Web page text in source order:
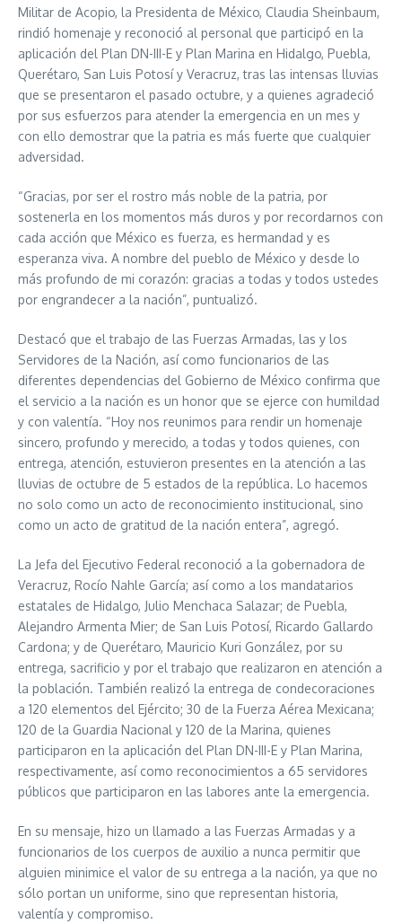
Militar de Acopio, la Presidenta de México, Claudia Sheinbaum,
rindió homenaje y reconoció al personal que participó en la
aplicación del Plan DN-III-E y Plan Marina en Hidalgo, Puebla,
Querétaro, San Luis Potosí y Veracruz, tras las intensas lluvias
que se presentaron el pasado octubre, y a quienes agradeció
por sus esfuerzos para atender la emergencia en un mes y
con ello demostrar que la patria es más fuerte que cualquier
adversidad.
“Gracias, por ser el rostro más noble de la patria, por
sostenerla en los momentos más duros y por recordarnos con
cada acción que México es fuerza, es hermandad y es
esperanza viva. A nombre del pueblo de México y desde lo
más profundo de mi corazón: gracias a todas y todos ustedes
por engrandecer a la nación”, puntualizó.
Destacó que el trabajo de las Fuerzas Armadas, las y los
Servidores de la Nación, así como funcionarios de las
diferentes dependencias del Gobierno de México confirma que
el servicio a la nación es un honor que se ejerce con humildad
y con valentía. “Hoy nos reunimos para rendir un homenaje
sincero, profundo y merecido, a todas y todos quienes, con
entrega, atención, estuvieron presentes en la atención a las
lluvias de octubre de 5 estados de la república. Lo hacemos
no solo como un acto de reconocimiento institucional, sino
como un acto de gratitud de la nación entera”, agregó.
La Jefa del Ejecutivo Federal reconoció a la gobernadora de
Veracruz, Rocío Nahle García; así como a los mandatarios
estatales de Hidalgo, Julio Menchaca Salazar; de Puebla,
Alejandro Armenta Mier; de San Luis Potosí, Ricardo Gallardo
Cardona; y de Querétaro, Mauricio Kuri González, por su
entrega, sacrificio y por el trabajo que realizaron en atención a
la población. También realizó la entrega de condecoraciones
a 120 elementos del Ejército; 30 de la Fuerza Aérea Mexicana;
120 de la Guardia Nacional y 120 de la Marina, quienes
participaron en la aplicación del Plan DN-III-E y Plan Marina,
respectivamente, así como reconocimientos a 65 servidores
públicos que participaron en las labores ante la emergencia.
En su mensaje, hizo un llamado a las Fuerzas Armadas y a
funcionarios de los cuerpos de auxilio a nunca permitir que
alguien minimice el valor de su entrega a la nación, ya que no
sólo portan un uniforme, sino que representan historia,
valentía y compromiso.